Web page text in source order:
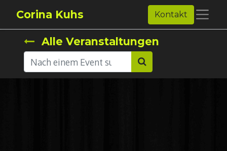
Corina Kuhs Kontakt
Alle Veranstaltungen